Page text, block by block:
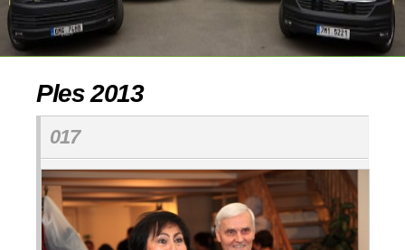
Ples 2013
017